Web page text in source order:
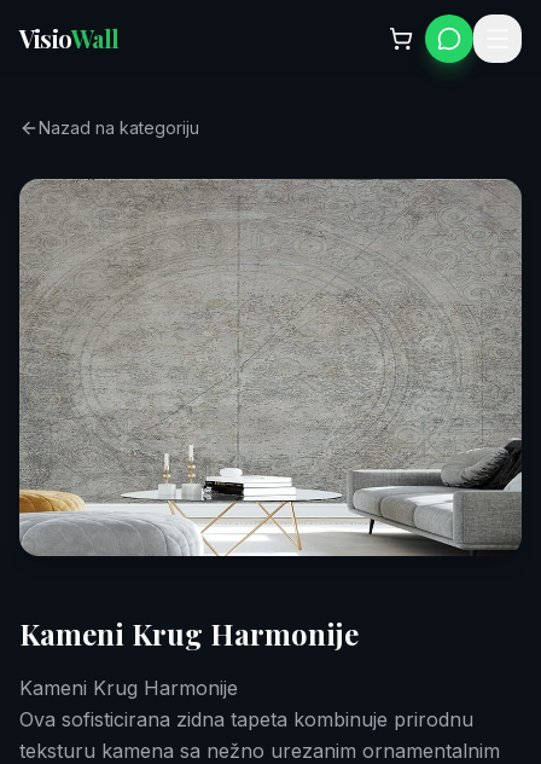
VisioWall
Nazad na kategoriju
Kameni Krug Harmonije
Kameni Krug Harmonije
Ova sofisticirana zidna tapeta kombinuje prirodnu
teksturu kamena sa nežno urezanim ornamentalnim